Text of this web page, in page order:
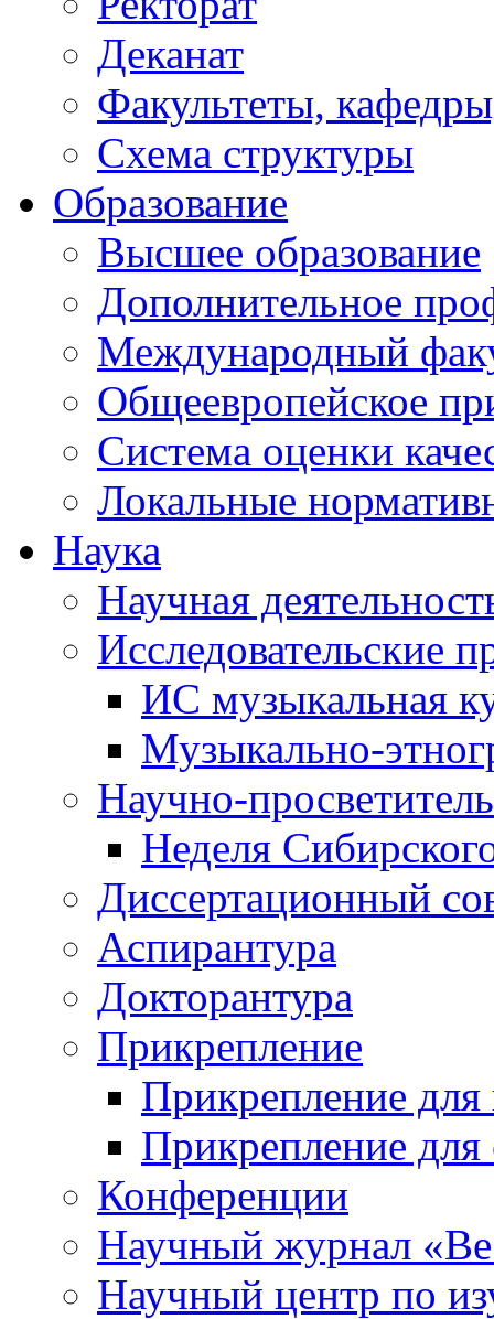
Деканат
Факультеты,
Схема структуры
Образование
Высшее образование
Дополнительное
Международный
Общеевропейское
Система оценки
Локальные
Наука
Научная
Исследовательские
ИС музыкальная
Музыкально-
Научно-
Неделя
Диссертационный
Аспирантура
Докторантура
Прикрепление
Прикрепление для
Прикрепление для
Конференции
Научный журнал
Научный центр по